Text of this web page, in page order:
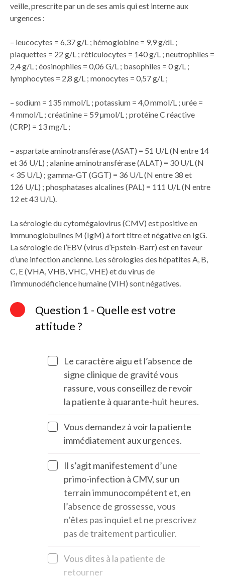
veille, prescrite par un de ses amis qui est interne aux
urgences :
– leucocytes = 6,37 g/L ; hémoglobine = 9,9 g/dL ;
plaquettes = 22 g/L ; réticulocytes = 140 g/L ; neutrophiles =
2,4 g/L ; éosinophiles = 0,06 G/L ; basophiles = 0 g/L ;
lymphocytes = 2,8 g/L ; monocytes = 0,57 g/L ;
– sodium = 135 mmol/L ; potassium = 4,0 mmol/L ; urée =
4 mmol/L ; créatinine = 59 µmol/L ; protéine C réactive
(CRP) = 13 mg/L ;
– aspartate aminotransférase (ASAT) = 51 U/L (N entre 14
et 36 U/L) ; alanine aminotransférase (ALAT) = 30 U/L (N
< 35 U/L) ; gamma-GT (GGT) = 36 U/L (N entre 38 et
126 U/L) ; phosphatases alcalines (PAL) = 111 U/L (N entre
12 et 43 U/L).
La sérologie du cytomégalovirus (CMV) est positive en
immunoglobulines M (IgM) à fort titre et négative en IgG.
La sérologie de l’EBV (virus d’Epstein-Barr) est en faveur
d’une infection ancienne. Les sérologies des hépatites A, B,
C, E (VHA, VHB, VHC, VHE) et du virus de
l’immunodéficience humaine (VIH) sont négatives.
Question 1 - Quelle est votre
attitude ?
Le caractère aigu et l’absence de
signe clinique de gravité vous
rassure, vous conseillez de revoir
la patiente à quarante-huit heures.
Vous demandez à voir la patiente
immédiatement aux urgences.
Il s’agit manifestement d’une
primo-infection à CMV, sur un
terrain immunocompétent et, en
l’absence de grossesse, vous
n’êtes pas inquiet et ne prescrivez
pas de traitement particulier.
Vous dites à la patiente de
retourner